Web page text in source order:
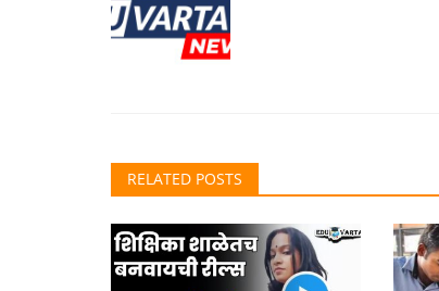
RELATED POSTS
मोशी येथील प्रियदर्शनी स्कूलमध्ये
Eduvarta Jul 31, 2026 0
शिक्षकांनी भारतीय गुरु-शिष्य परंपरेचे महत्त्व, शिस्त,